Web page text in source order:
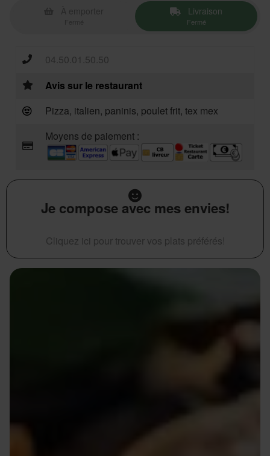
Livraison
Fermé
04.50.01.50.50
Avis sur le restaurant
Pizza, italien, paninis, poulet frit, tex mex
Moyens de paiement :
Je compose avec mes envies!
Cliquez ici pour trouver vos plats préférés!